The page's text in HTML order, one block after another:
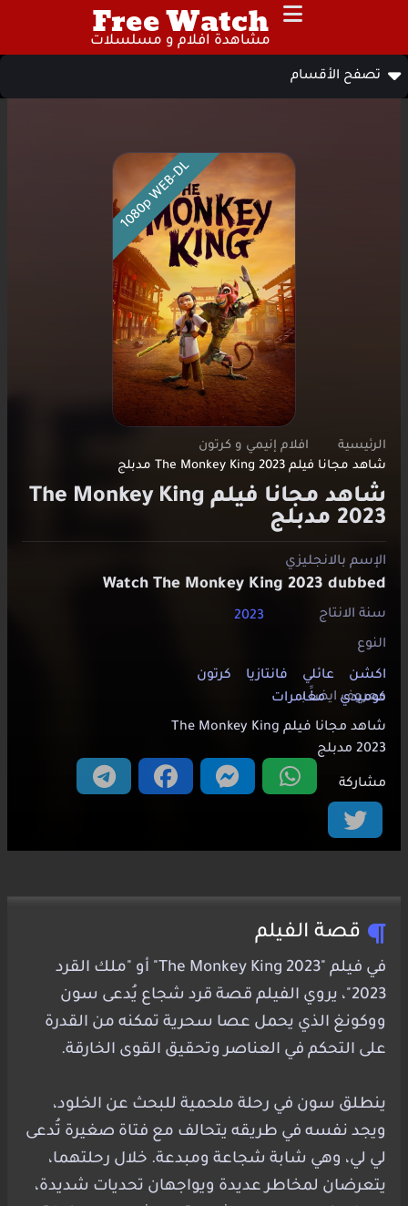
Free Watch
مشاهدة افلام و مسلسلات
تصفح الأقسام
1080p WEB-DL
الرئيسية
افلام إنيمي و كرتون
شاهد مجانا فيلم The Monkey King 2023 مدبلج
شاهد مجانا فيلم The Monkey King
2023 مدبلج
الإسم بالانجليزي
Watch The Monkey King 2023 dubbed
سنة الانتاج
2023
النوع
اكشن عائلي فانتازيا
كرتون
كوميدي
مغامراتمعروف ايضاََ بـ
شاهد مجانا فيلم The Monkey King
2023 مدبلج
مشاركة
قصة الفيلم
في فيلم "The Monkey King 2023" أو "ملك القرد
2023"، يروي الفيلم قصة قرد شجاع يُدعى سون
ووكونغ الذي يحمل عصا سحرية تمكنه من القدرة
على التحكم في العناصر وتحقيق القوى الخارقة.
ينطلق سون في رحلة ملحمية للبحث عن الخلود،
ويجد نفسه في طريقه يتحالف مع فتاة صغيرة تُدعى
لي لي، وهي شابة شجاعة ومبدعة. خلال رحلتهما،
يتعرضان لمخاطر عديدة ويواجهان تحديات شديدة،